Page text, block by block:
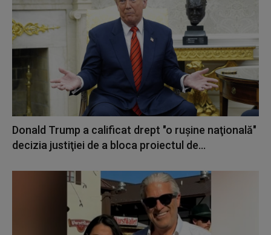
Donald Trump a calificat drept "o ruşine naţională"
decizia justiţiei de a bloca proiectul de...